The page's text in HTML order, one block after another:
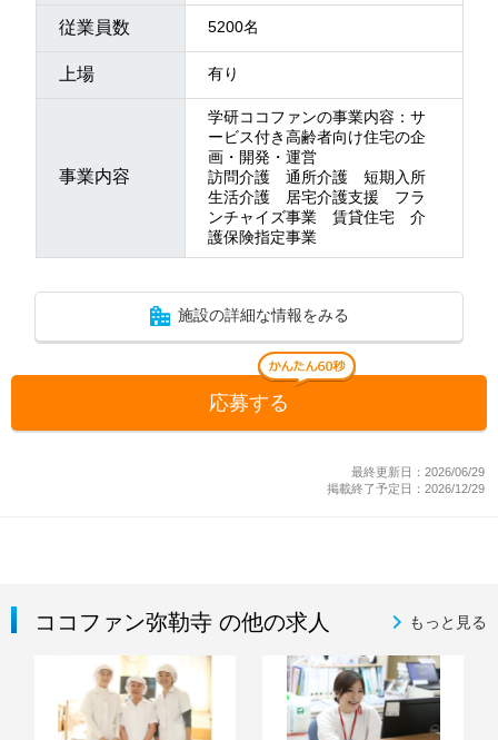
従業員数 5200名
上場 有り
事業内容
学研ココファンの事業内容：サ
ービス付き高齢者向け住宅の企
画・開発・運営
訪問介護 通所介護 短期入所
生活介護 居宅介護支援 フラ
ンチャイズ事業 賃貸住宅 介
護保険指定事業
施設の詳細な情報をみる
応募する
最終更新日：2026/06/29
掲載終了予定日：2026/12/29
ココファン弥勒寺 の他の求人 もっと見る